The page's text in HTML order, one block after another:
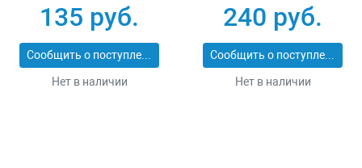
25_z01
135 руб.
Сообщить о поступлении
Нет в наличии
ЭКСПЕРТ 2053-
60_z01
240 руб.
Сообщить о поступлении
Нет в наличии